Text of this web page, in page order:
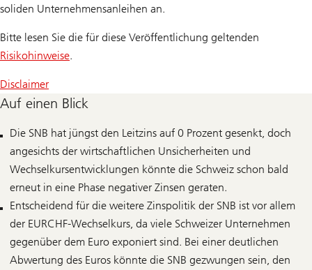
soliden Unternehmensanleihen an.
Bitte lesen Sie die für diese Veröffentlichung geltenden
Risikohinweise.
Disclaimer
Auf einen Blick
Die SNB hat jüngst den Leitzins auf 0 Prozent gesenkt, doch
angesichts der wirtschaftlichen Unsicherheiten und
Wechselkursentwicklungen könnte die Schweiz schon bald
erneut in eine Phase negativer Zinsen geraten.
Entscheidend für die weitere Zinspolitik der SNB ist vor allem
der EURCHF-Wechselkurs, da viele Schweizer Unternehmen
gegenüber dem Euro exponiert sind. Bei einer deutlichen
Abwertung des Euros könnte die SNB gezwungen sein, den